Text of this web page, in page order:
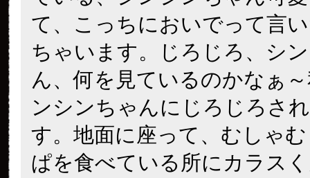
て、こっちにおいでって言
ちゃいます。じろじろ、シ
ん、何を見ているのかなぁ
ンシンちゃんにじろじろさ
す。地面に座って、むしゃ
ぱを食べている所にカラス